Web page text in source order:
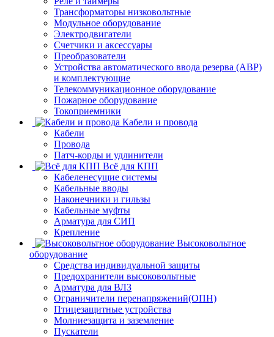
Трансформаторы низковольтные
Модульное оборудование
Электродвигатели
Счетчики и аксессуары
Преобразователи
Устройства автоматического ввода резерва (АВР)
и комплектующие
Телекоммуникационное оборудование
Пожарное оборудование
Токоприемники
Кабели и провода
Кабели
Провода
Патч-корды и удлинители
Всё для КПП
Кабеленесущие системы
Кабельные вводы
Наконечники и гильзы
Кабельные муфты
Арматура для СИП
Крепление
Высоковольтное
оборудование
Средства индивидуальной защиты
Предохранители высоковольтные
Арматура для ВЛЗ
Ограничители перенапряжений(ОПН)
Птицезащитные устройства
Молниезащита и заземление
Пускатели